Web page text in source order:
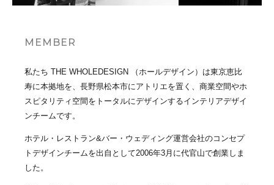
MEMBER
私たち THE WHOLEDESIGN （ホールデザイン）は東京恵比
寿に本拠地を、長野県松本市にアトリエを置く、商業空間やホ
スピタリティ空間をトータルにデザインするインテリアデザイ
ンチームです。
ホテル・レストラン&バー・ウェディング運営会社のコンセプ
トデザインチームを出自として2006年3月に代官山で創業しま
した。